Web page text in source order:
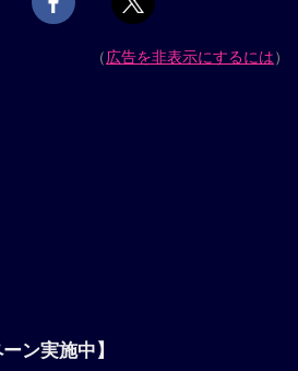
（広告を非表示にするには）
ン実施中】